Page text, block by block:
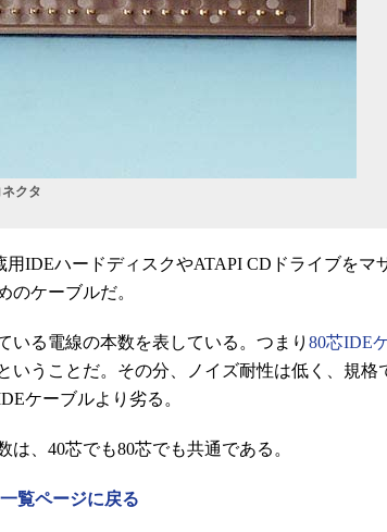
クタ
IDEハードディスクやATAPI CDドライブをマ
のケーブルだ。
る電線の本数を表している。つまり 80芯IDE
いうことだ。その分、ノイズ耐性は低く、規格
ケーブルより劣る。
、40芯でも80芯でも共通である。
覧ページに戻る